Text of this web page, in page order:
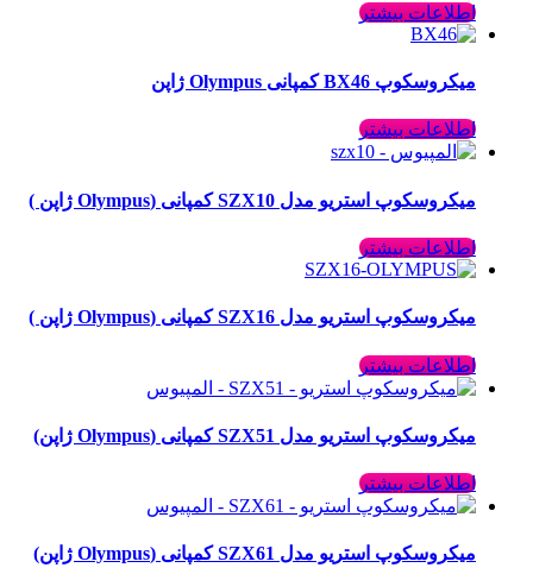
اطلاعات بیشتر
میکروسکوپ BX46 کمپانی Olympus ژاپن
اطلاعات بیشتر
میکروسکوپ استریو مدل SZX10 کمپانی (Olympus ژاپن )
اطلاعات بیشتر
میکروسکوپ استریو مدل SZX16 کمپانی (Olympus ژاپن )
اطلاعات بیشتر
میکروسکوپ استریو مدل SZX51 کمپانی (Olympus ژاپن)
اطلاعات بیشتر
میکروسکوپ استریو مدل SZX61 کمپانی (Olympus ژاپن)